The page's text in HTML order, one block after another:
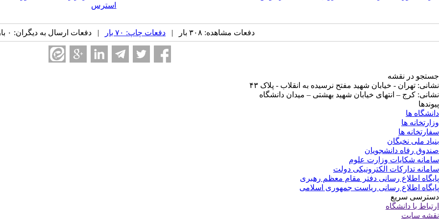
استرس
دفعات مشاهده: ۳۰۸ بار | دفعات چاپ: ۷۰ بار | دفعات ارسال به دیگران: ۰ بار |
جستجو در نقشه
نشانی: تهران - خیابان شهید مفتح نرسیده به انقلاب - پلاک ۴۳
نشانی: کرج – انتهای خیابان شهید بهشتی – میدان دانشگاه
پیوندها
دانشگاه ها
وزارتخانه ها
سفارتخانه ها
بنیاد ملی نخبگان
صندوق رفاه دانشجویان
سامانه شکایات وزارت علوم
سامانه تدارکات الکترونیکی دولت
پایگاه اطلاع رسانی دفتر مقام معظم رهبری
پایگاه اطلاع رسانی ریاست جمهوری اسلامی
دسترسی سریع
ارتباط با دانشگاه
نقشه سایت